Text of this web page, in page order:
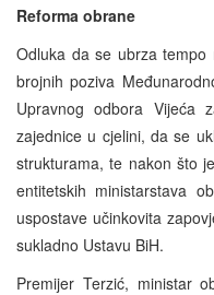
Reforma obrane
Odluka da se ubrza
brojnih poziva
Upravnog odbora Vijeća
zajednice u cjelini, da se
strukturama, te nakon što
entitetskih ministarstava
uspostave učinkovita
sukladno Ustavu BiH.
Premijer Terzić, ministar